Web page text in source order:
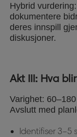
Hybrid
dokumentere
deres innspill
diskusjoner.
Akt III: Hva
Varighet:
Avslutt med
Identifiser 3–5